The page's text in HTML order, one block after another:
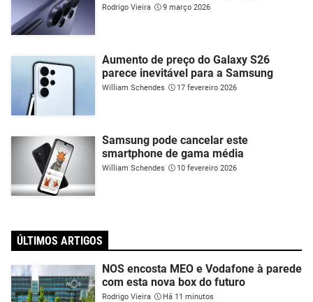
Rodrigo Vieira 9 março 2026
Aumento de preço do Galaxy S26
parece inevitável para a Samsung
William Schendes 17 fevereiro 2026
Samsung pode cancelar este
smartphone de gama média
William Schendes 10 fevereiro 2026
ÚLTIMOS ARTIGOS
NOS encosta MEO e Vodafone à parede
com esta nova box do futuro
Rodrigo Vieira Há 11 minutos